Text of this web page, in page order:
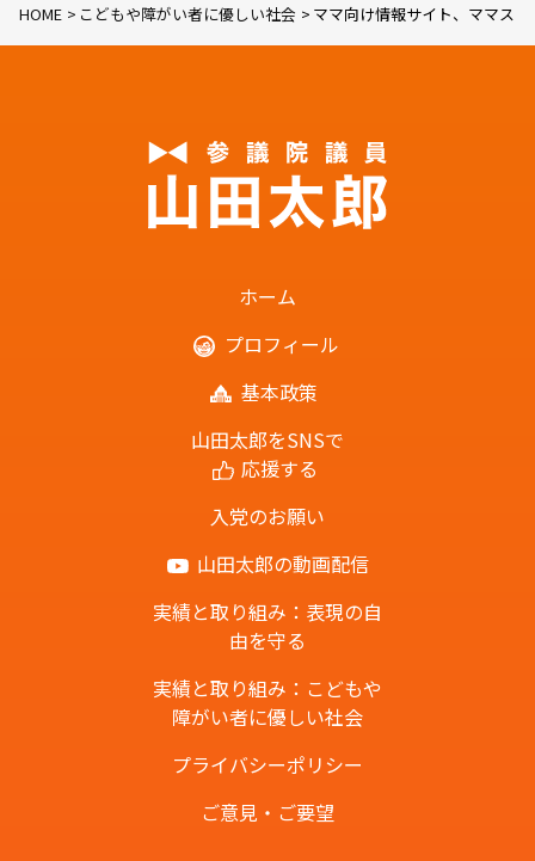
HOME こどもや障がい者に優しい社会 ママ向け情報サイト、ママス
ホーム
プロフィール
基本政策
山田太郎をSNSで
応援する
入党のお願い
山田太郎の動画配信
実績と取り組み：表現の自
由を守る
実績と取り組み：こどもや
障がい者に優しい社会
プライバシーポリシー
ご意見・ご要望